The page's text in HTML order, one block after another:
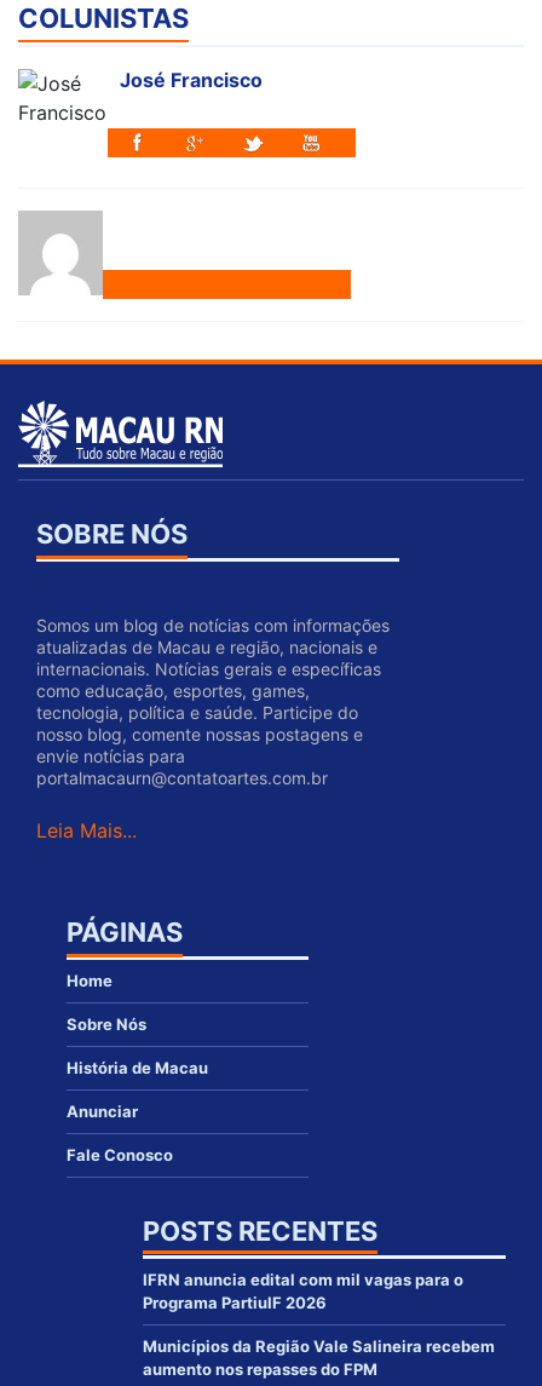
COLUNISTAS
José Francisco
SOBRE NÓS
Somos um blog de notícias com informações
atualizadas de Macau e região, nacionais e
internacionais. Notícias gerais e específicas
como educação, esportes, games,
tecnologia, política e saúde. Participe do
nosso blog, comente nossas postagens e
envie notícias para
portalmacaurn@contatoartes.com.br
Leia Mais...
PÁGINAS
Home
Sobre Nós
História de Macau
Anunciar
Fale Conosco
POSTS RECENTES
IFRN anuncia edital com mil vagas para o
Programa PartiuIF 2026
Municípios da Região Vale Salineira recebem
aumento nos repasses do FPM